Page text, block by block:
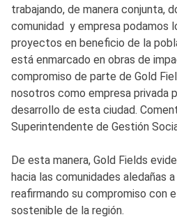
trabajando, de manera conjunta,
comunidad y empresa podamos
proyectos en beneficio de la
está enmarcado en obras de
compromiso de parte de Gold
nosotros como empresa privada
desarrollo de esta ciudad.
Superintendente de Gestión
De esta manera, Gold Fields
hacia las comunidades aledañas
reafirmando su compromiso con
sostenible de la región.